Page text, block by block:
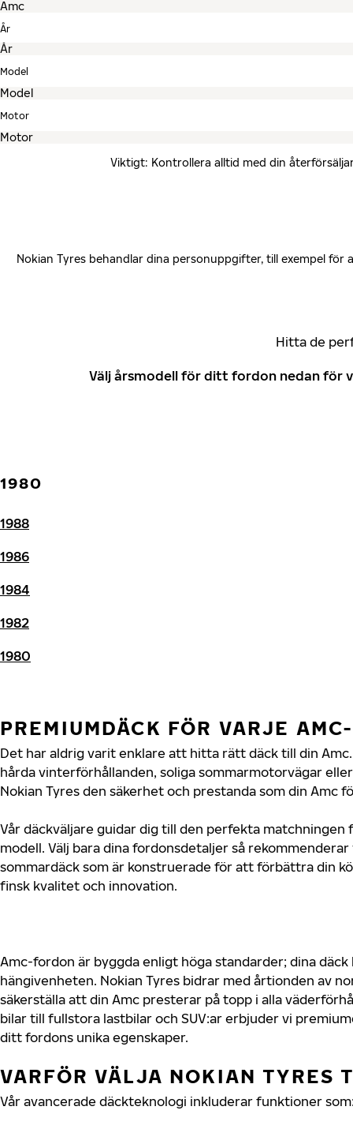
År
Model
Motor
Viktigt: Kontrollera alltid med din
Nokian Tyres behandlar dina personuppgifter, till exempel
Hitta de
Välj årsmodell för ditt fordon nedan för
1980
1988
1986
1984
1982
1980
PREMIUMDÄCK FÖR VARJE
Det har aldrig varit enklare att hitta rätt däck till din
hårda vinterförhållanden, soliga sommarmotorvägar
Nokian Tyres den säkerhet och prestanda som din Amc
Vår däckväljare guidar dig till den perfekta matchningen
modell. Välj bara dina fordonsdetaljer så
sommardäck som är konstruerade för att förbättra din
finsk kvalitet och innovation.
Amc-fordon är byggda enligt höga standarder; dina
hängivenheten. Nokian Tyres bidrar med årtionden av
säkerställa att din Amc presterar på topp i alla
bilar till fullstora lastbilar och SUV:ar erbjuder vi
ditt fordons unika egenskaper.
VARFÖR VÄLJA NOKIAN TYRES
Vår avancerade däckteknologi inkluderar funktioner